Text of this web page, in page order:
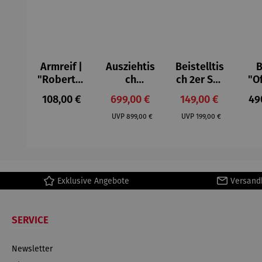
Armreif |
"Roberta"
– Anna
Mütz
Regulärer Preis:
108,00 €
Ausziehtis
ch
Aluminium
– Valor
Verkaufspreis:
699,00 €
UVP Regulärer Preis:
899,00 €
Beistelltis
ch 2er Set
– Dalias
Verkaufspreis:
149,00 €
UVP Regulärer Preis:
199,00 €
Exklusive Angebote
SERVICE
Newsletter